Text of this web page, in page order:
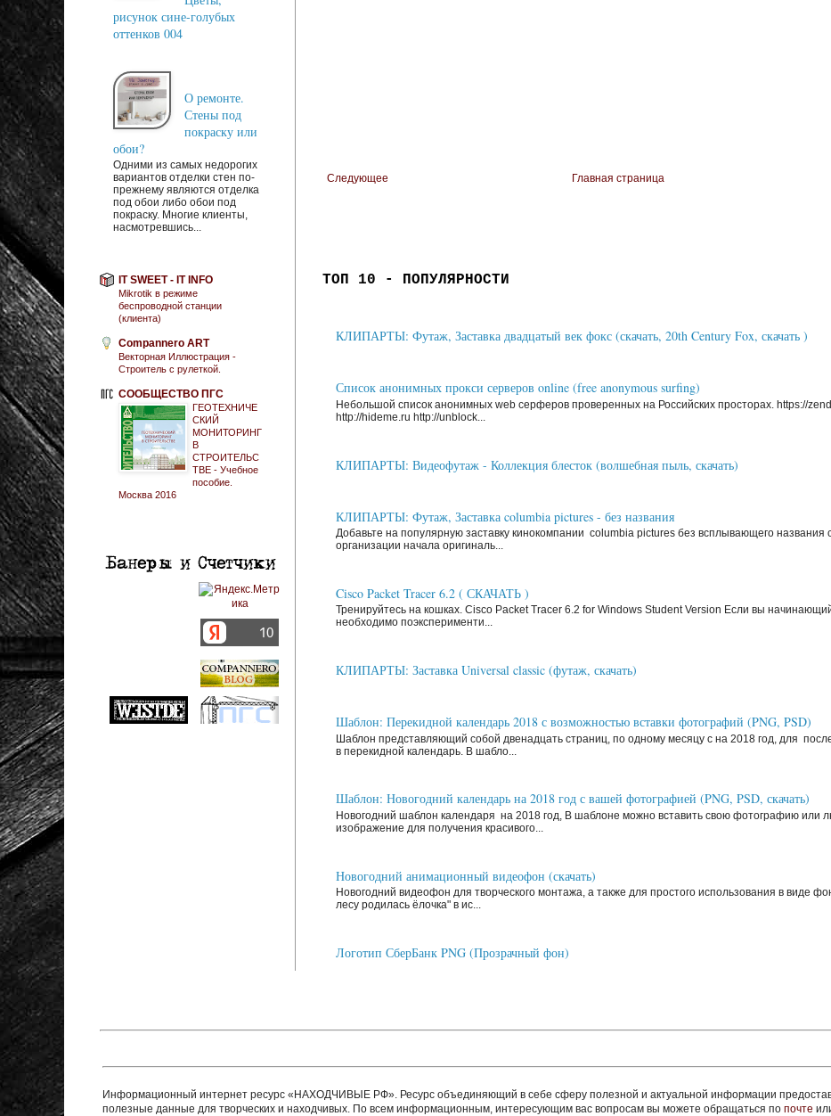
Следующее Главная страница
ТОП 10 - ПОПУЛЯРНОСТИ
КЛИПАРТЫ: Футаж, Заставка двадцатый век фокс (скачать, 20th Century Fox, скачать )
Список анонимных прокси серверов online (free anonymous surfing)
Небольшой список анонимных web серферов проверенных на Российских просторах. https://
http://hideme.ru http://unblock...
КЛИПАРТЫ: Видеофутаж - Коллекция блесток (волшебная пыль, скачать)
КЛИПАРТЫ: Футаж, Заставка columbia pictures - без названия
Добавьте на популярную заставку кинокомпании columbia pictures без всплывающего названия
организации начала оригиналь...
Cisco Packet Tracer 6.2 ( СКАЧАТЬ )
Тренируйтесь на кошках. Cisco Packet Tracer 6.2 for Windows Student Version Если вы
необходимо поэксперименти...
КЛИПАРТЫ: Заставка Universal classic (футаж, скачать)
Шаблон: Перекидной календарь 2018 с возможностью вставки фотографий (PNG, PSD)
Шаблон представляющий собой двенадцать страниц, по одному месяцу с на 2018 год, для
в перекидной календарь. В шабло...
Шаблон: Новогодний календарь на 2018 год с вашей фотографией (PNG, PSD, скачать)
Новогодний шаблон календаря на 2018 год, В шаблоне можно вставить свою фотографию или
изображение для получения красивого...
Новогодний анимационный видеофон (скачать)
Новогодний видеофон для творческого монтажа, а также для простого использования в виде
лесу родилась ёлочка" в ис...
Логотип СберБанк PNG (Прозрачный фон)
рисунок сине-голубых
оттенков 004
О ремонте.
Стены под
покраску или
обои?
Одними из самых недорогих
вариантов отделки стен по-
прежнему являются отделка
под обои либо обои под
покраску. Многие клиенты,
насмотревшись...
IT SWEET - IT INFO
Mikrotik в режиме
беспроводной станции
(клиента)
Compannero ART
Векторная Иллюстрация -
Строитель с рулеткой.
СООБЩЕСТВО ПГС
ГЕОТЕХНИЧЕ
СКИЙ
МОНИТОРИНГ
В
СТРОИТЕЛЬС
ТВЕ - Учебное
пособие.
Москва 2016
Информационный интернет ресурс «НАХОДЧИВЫЕ РФ». Ресурс объединяющий в себе сферу полезной и актуальной информации
полезные данные для творческих и находчивых. По всем информационным, интересующим вас вопросам вы можете обращаться по почте